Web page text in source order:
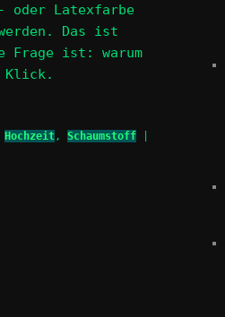
oder Latexfarbe
Das ist
ist: warum
Klick.
Hochzeit, Schaumstoff